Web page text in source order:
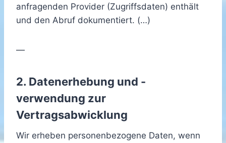
anfragenden Provider (Zugriffsdaten) enthält
und den Abruf dokumentiert. (…)
—
2. Datenerhebung und -
verwendung zur
Vertragsabwicklung
Wir erheben personenbezogene Daten, wenn